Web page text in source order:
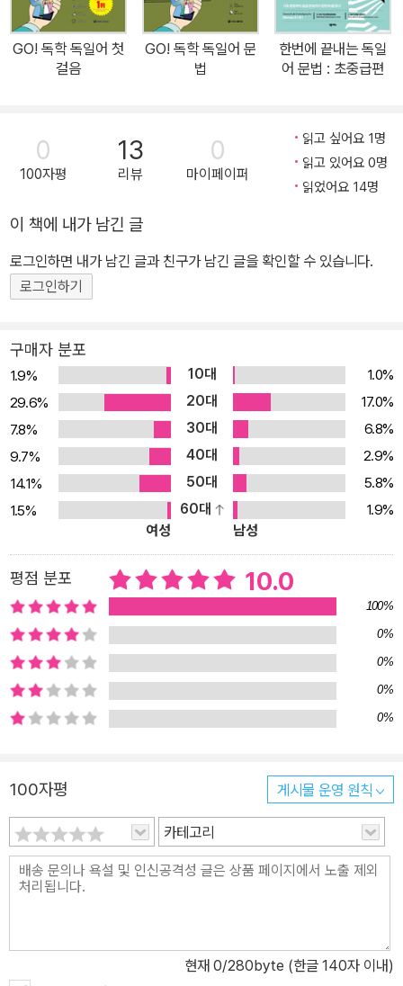
없습니다. 회화와 시험에 꼭 나오는 리얼 예문을 통해 단어를 바로 문
장에서 활용해 보며, 암기 효과 향상은 물론 진짜 말할 수 있는 살아
있는 독일어를 내 것으로 만들 수 있도록 하였습니다. 4. 연습문제로
고 복습해야 합니다. 목표한 단어를 모두 잘 외웠는지 각 Tag마다 연
습문제로 꼭 확인해 보세요. 잘 외워지지 않은 단어는 본문으로 돌아
가 체크박스에 표시하고, 다시 한번 반복 학습하세요. 5. 다양한 무료
음으로 따라해 보세요. 그리고 독일어 핵심 문법 PDF, 독일어 어휘
노트 PDF를 통해 배운 내용을 복습하고 탄탄한 독일어 실력까지 함
께 쌓아 보세요. ▶ 해당 도서의 무료 학습자료와 유료 동영상 강의는
school.com)
GO! 독학 독일어 첫
걸음
GO! 독학 독일어 문
법
한번에 끝내는 독일
어 문법 : 초중급편
0
100자평
13
리뷰
0
마이페이퍼
읽고 싶어요 1명
읽고 있어요 0명
읽었어요 14명
이 책에 내가 남긴 글
로그인하면 내가 남긴 글과 친구가 남긴 글을 확인할 수 있습니다.
로그인하기
구매자 분포
1.9% 10대
1.0%
29.6%
20대
17.0%
7.8%
30대
6.8%
9.7%
40대
2.9%
14.1%
50대
5.8%
1.5%
60대
1.9%
여성
남성
평점 분포 10.0
100%
0%
0%
0%
0%
100자평 게시물 운영 원칙
카테고리
현재 0/280byte (한글 140자 이내)